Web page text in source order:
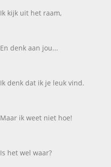
Ik kijk uit het raam,
En denk aan jou...
Ik denk dat ik je leuk vind.
Maar ik weet niet hoe!
Is het wel waar?